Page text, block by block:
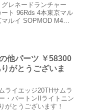
レネードランチャー
ト 96Rds 4本東京マル
ルイ SOPMOD M4東
他パーツ ￥58300
がとうございま
イエッジ20THサムラ
・バートンIIライトニン
がとうございます！